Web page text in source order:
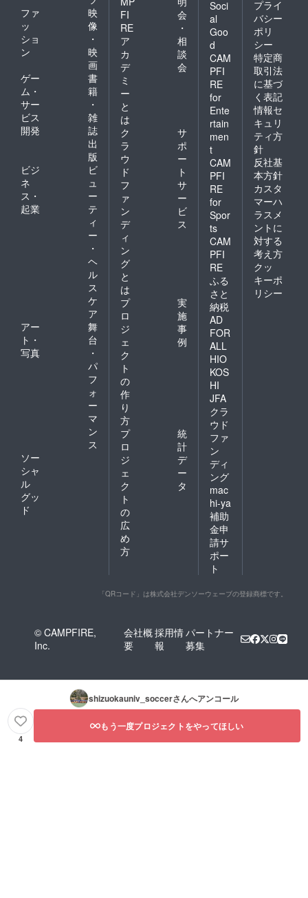
期]4位
◎東海地区
国立大学体
育大会
2020年 中止
2019年(第68
回)：準優勝
2018年(第67
回)：優勝
2017年(第66
回)：優勝
2016年(第65
回)：不参加
◎天皇杯県
予選
2020年 中止
2019年(第99
回)：2回戦敗
退
2018年(第98
回)：2回戦敗
退
2017年(第97
回)：2回戦敗
退
2016年(第96
回)：出場で
きず
ファ
ッ
ショ
ン
映
像
・
映
画
ゲー
ム・
サー
ビス
開発
書
籍
・
雑
誌
出
版
ビジ
ネ
ス・
起業
ビ
ュ
ー
テ
ィ
ー
・
ヘ
ル
ス
ケ
ア
アー
ト・
写真
舞
台
・
パ
フ
ォ
ー
マ
ン
ス
ソー
シャ
ル
グッ
ド
FI
RE
ア
カ
デ
ミ
ー
と
は
会
・
相
談
会
ク
ラ
ウ
ド
フ
ァ
ン
デ
ィ
ン
グ
と
は
サ
ポ
ー
ト
サ
ー
ビ
ス
プ
ロ
ジ
ェ
ク
ト
の
作
り
方
実
施
事
例
プ
ロ
ジ
ェ
ク
ト
の
広
め
方
統
計
デ
ー
タ
Soci
al
Goo
d
CAM
PFI
RE
for
Ente
rtain
men
t
CAM
PFI
RE
for
Spor
ts
CAM
PFI
RE
ふる
さと
納税
AD
FOR
ALL
HIO
KOS
HI
JFA
クラ
ウド
ファ
ン
ディ
ング
mac
hi-ya
補助
金申
請サ
ポー
ト
プライ
バシー
ポリ
シー
特定商
取引法
に基づ
く表記
情報セ
キュリ
ティ方
針
反社基
本方針
カスタ
マーハ
ラスメ
ントに
対する
考え方
クッ
キーポ
リシー
「QRコード」は株式会社デンソーウェーブの登録商標です。
© CAMPFIRE,
Inc.
会社概
要
採用情
報
パートナー
募集
shizuokauniv_soccerさんへアンコール
4
もう一度プロジェクトをやってほしい